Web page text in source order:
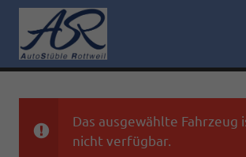
Das ausgewählte Fahrzeug
nicht verfügbar.